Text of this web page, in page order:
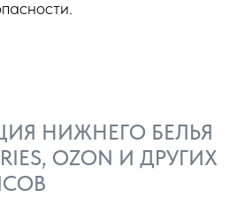
НИЖНЕГО БЕЛЬЯ
OZON И ДРУГИХ